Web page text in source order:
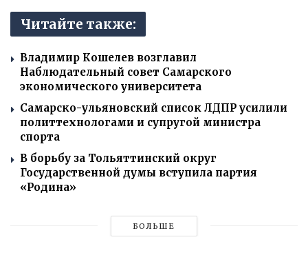
Читайте также:
Владимир Кошелев возглавил
Наблюдательный совет Самарского
экономического университета
Самарско-ульяновский список ЛДПР усилили
политтехнологами и супругой министра
спорта
В борьбу за Тольяттинский округ
Государственной думы вступила партия
«Родина»
БОЛЬШЕ